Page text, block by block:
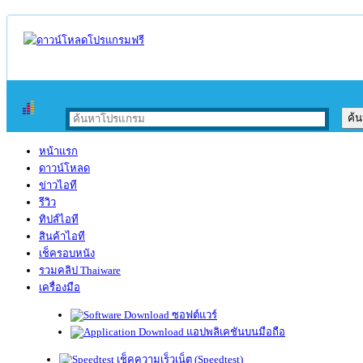
หน้าแรก
ดาวน์โหลด
ข่าวไอที
รีวิว
ทิปส์ไอที
สินค้าไอที
เช็ครอบหนัง
รวมคลิป Thaiware
เครื่องมือ
ซอฟต์แวร์
แอปพลิเคชันบนมือถือ
เช็คความเร็วเน็ต (Speedtest)